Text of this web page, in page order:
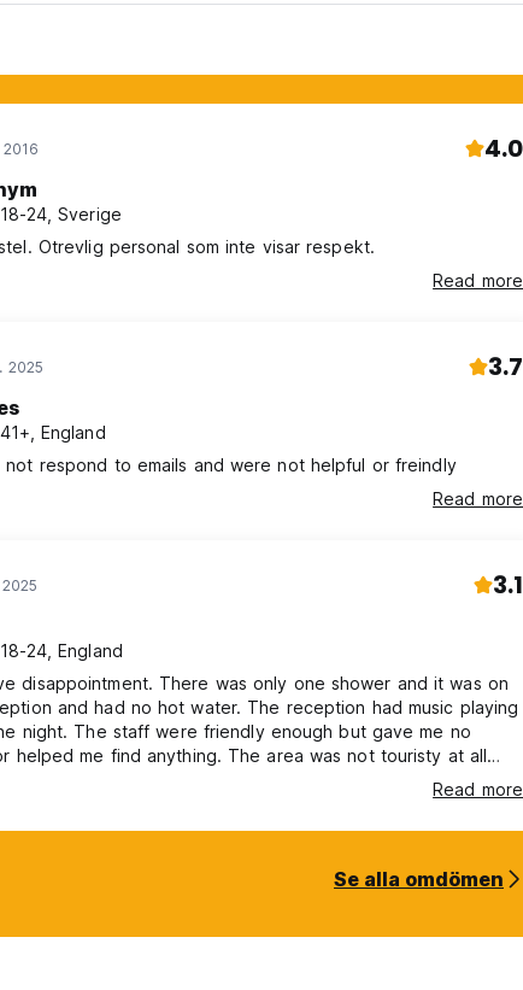
4.0
24, Sverige
Otrevlig personal som inte visar respekt.
Read more
2025 3.7
England
respond to emails and were not helpful or freindly
Read more
3.1
24, England
disappointment. There was only one shower and it was on
and had no hot water. The reception had music playing
night. The staff were friendly enough but gave me no
helped me find anything. The area was not touristy at all
other people staying at the hostel were Colombian workers.
Read more
Se alla omdömen